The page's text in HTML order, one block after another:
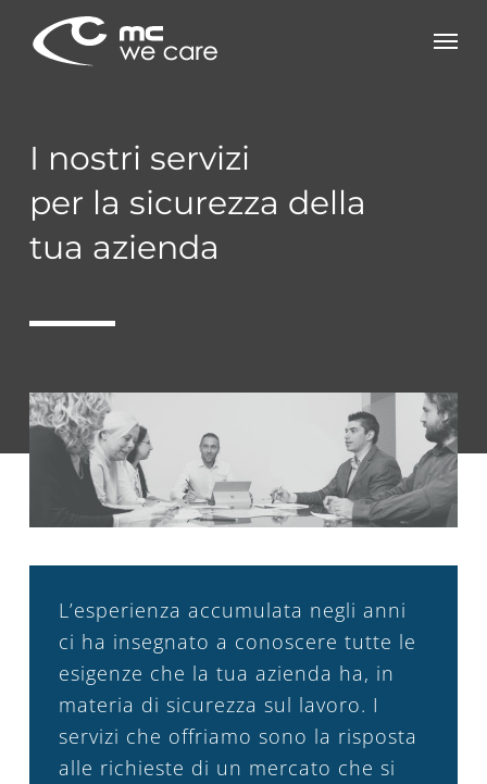
I nostri servizi
per la sicurezza della
tua azienda
L’esperienza accumulata negli anni
ci ha insegnato a conoscere tutte le
esigenze che la tua azienda ha, in
materia di sicurezza sul lavoro. I
servizi che offriamo sono la risposta
alle richieste di un mercato che si